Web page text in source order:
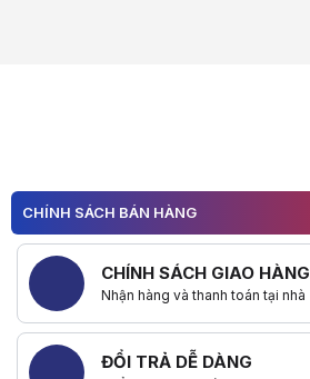
CHÍNH SÁCH BÁN HÀNG
CHÍNH SÁCH GIAO HÀNG
Nhận hàng và thanh toán tại nhà
ĐỔI TRẢ DỄ DÀNG